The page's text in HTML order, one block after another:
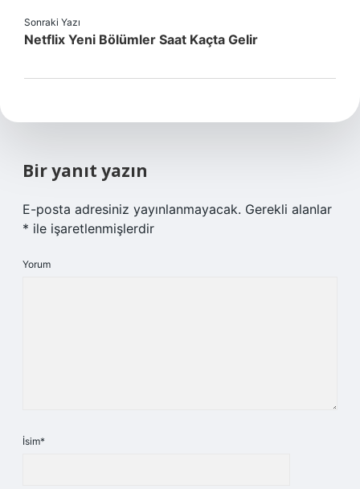
Sonraki Yazı
Netflix Yeni Bölümler Saat Kaçta Gelir
Bir yanıt yazın
E-posta adresiniz yayınlanmayacak. Gerekli alanlar
* ile işaretlenmişlerdir
Yorum
İsim*